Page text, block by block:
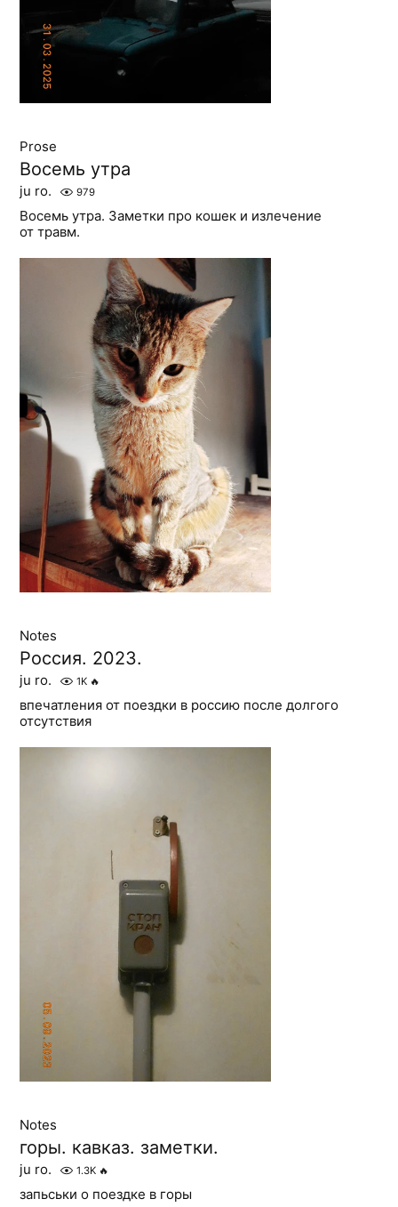
Prose
Восемь утра
ju ro. 979
Восемь утра. Заметки про кошек и излечение
от травм.
Notes
Россия. 2023.
ju ro. 1K 🔥
впечатления от поездки в россию после долгого
отсутствия
Notes
горы. кавказ. заметки.
ju ro. 1.3K 🔥
запьськи о поездке в горы